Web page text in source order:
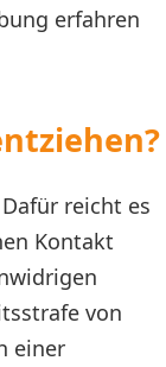
erfahren
reicht es
Kontakt
von
einer